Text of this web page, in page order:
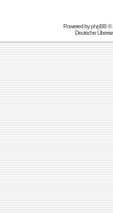
Powered byphpBB©
Deutsche